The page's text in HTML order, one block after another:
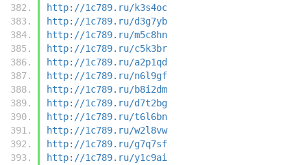
http://1c789.ru/k3s4oc
http://1c789.ru/d3g7yb
http://1c789.ru/m5c8hn
http://1c789.ru/c5k3br
http://1c789.ru/a2p1qd
http://1c789.ru/n6l9gf
http://1c789.ru/b8i2dm
http://1c789.ru/d7t2bg
http://1c789.ru/t6l6bn
http://1c789.ru/w2l8vw
http://1c789.ru/g7q7sf
http://1c789.ru/y1c9ai